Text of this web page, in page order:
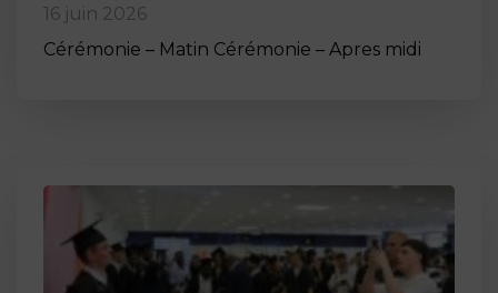
16 juin 2026
Cérémonie – Matin Cérémonie – Apres midi